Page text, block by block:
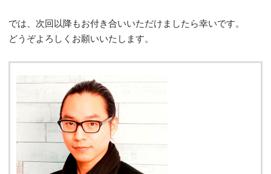
では、次回以降もお付き合いいただけましたら幸いです。
どうぞよろしくお願いいたします。